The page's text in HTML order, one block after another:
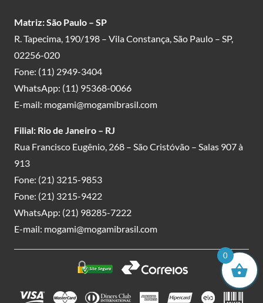
Matriz: São Paulo – SP
R. Tapecima, 190/198 – Vila Constança, São Paulo – SP,
02256-020
Fone: (11) 2949-3404
WhatsApp: (11) 95368-0066
E-mail: mogami@mogamibrasil.com
Filial: Rio de Janeiro – RJ
Rua Francisco Eugênio, 268 – São Cristóvão – Salas 907 à
913
Fone: (21) 3215-9853
Fone: (21) 3215-9422
WhatsApp: (21) 98285-7222
E-mail: mogami@mogamibrasil.com
0